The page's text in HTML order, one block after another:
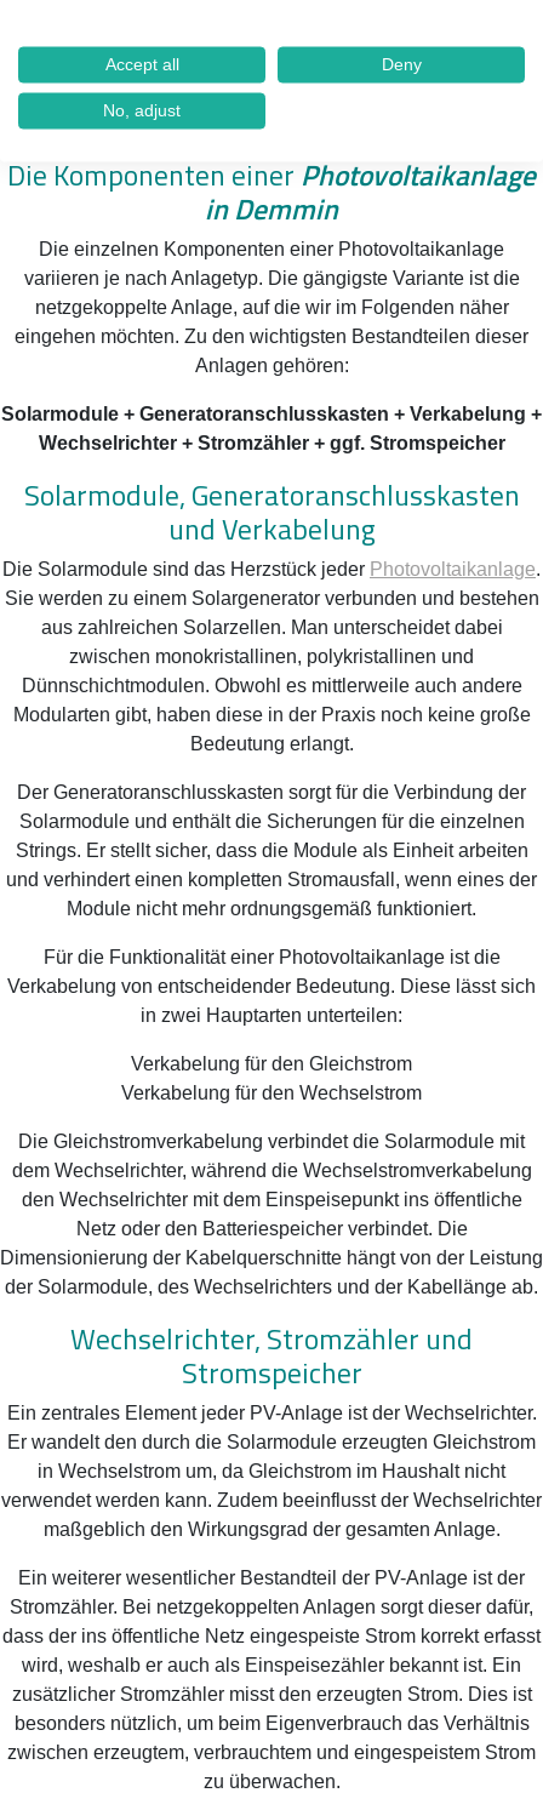
Die Komponenten einer Photovoltaikanlage
in Demmin
Die einzelnen Komponenten einer Photovoltaikanlage
variieren je nach Anlagetyp. Die gängigste Variante ist die
netzgekoppelte Anlage, auf die wir im Folgenden näher
eingehen möchten. Zu den wichtigsten Bestandteilen dieser
Anlagen gehören:
Solarmodule + Generatoranschlusskasten + Verkabelung +
Wechselrichter + Stromzähler + ggf. Stromspeicher
Solarmodule, Generatoranschlusskasten
und Verkabelung
Die Solarmodule sind das Herzstück jeder Photovoltaikanlage.
Sie werden zu einem Solargenerator verbunden und bestehen
aus zahlreichen Solarzellen. Man unterscheidet dabei
zwischen monokristallinen, polykristallinen und
Dünnschichtmodulen. Obwohl es mittlerweile auch andere
Modularten gibt, haben diese in der Praxis noch keine große
Bedeutung erlangt.
Der Generatoranschlusskasten sorgt für die Verbindung der
Solarmodule und enthält die Sicherungen für die einzelnen
Strings. Er stellt sicher, dass die Module als Einheit arbeiten
und verhindert einen kompletten Stromausfall, wenn eines der
Module nicht mehr ordnungsgemäß funktioniert.
Für die Funktionalität einer Photovoltaikanlage ist die
Verkabelung von entscheidender Bedeutung. Diese lässt sich
in zwei Hauptarten unterteilen:
Verkabelung für den Gleichstrom
Verkabelung für den Wechselstrom
Die Gleichstromverkabelung verbindet die Solarmodule mit
dem Wechselrichter, während die Wechselstromverkabelung
den Wechselrichter mit dem Einspeisepunkt ins öffentliche
Netz oder den Batteriespeicher verbindet. Die
Dimensionierung der Kabelquerschnitte hängt von der Leistung
der Solarmodule, des Wechselrichters und der Kabellänge ab.
Wechselrichter, Stromzähler und
Stromspeicher
Ein zentrales Element jeder PV-Anlage ist der Wechselrichter.
Er wandelt den durch die Solarmodule erzeugten Gleichstrom
in Wechselstrom um, da Gleichstrom im Haushalt nicht
verwendet werden kann. Zudem beeinflusst der Wechselrichter
maßgeblich den Wirkungsgrad der gesamten Anlage.
Ein weiterer wesentlicher Bestandteil der PV-Anlage ist der
Stromzähler. Bei netzgekoppelten Anlagen sorgt dieser dafür,
dass der ins öffentliche Netz eingespeiste Strom korrekt erfasst
wird, weshalb er auch als Einspeisezähler bekannt ist. Ein
zusätzlicher Stromzähler misst den erzeugten Strom. Dies ist
besonders nützlich, um beim Eigenverbrauch das Verhältnis
zwischen erzeugtem, verbrauchtem und eingespeistem Strom
zu überwachen.
Accept all Deny
No, adjust